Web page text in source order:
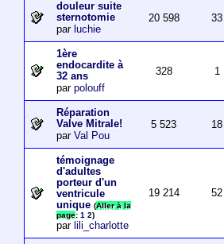
douleur suite
sternotomie
par luchie
20 598 33
1ère
endocardite à
32 ans
par polouff
328 1
Réparation
Valve Mitrale!
par Val Pou
5 523 18
témoignage
d'adultes
porteur d'un
ventricule
unique (Aller à la
page: 1 2)
par lili_charlotte
19 214 52